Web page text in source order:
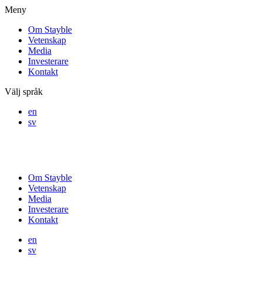
Meny
Om Stayble
Vetenskap
Media
Investerare
Kontakt
Välj språk
en
sv
Om Stayble
Vetenskap
Media
Investerare
Kontakt
en
sv